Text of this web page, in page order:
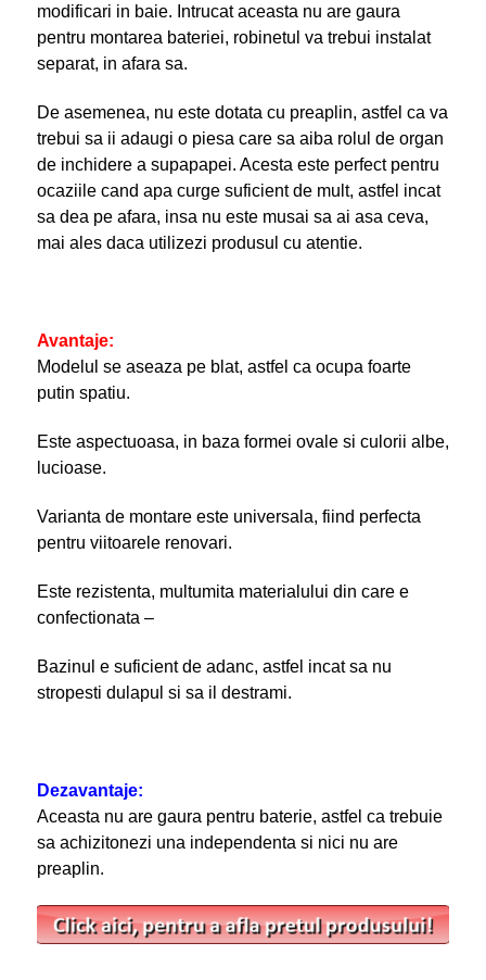
modificari in baie. Intrucat aceasta nu are gaura
pentru montarea bateriei, robinetul va trebui instalat
separat, in afara sa.
De asemenea, nu este dotata cu preaplin, astfel ca va
trebui sa ii adaugi o piesa care sa aiba rolul de organ
de inchidere a supapapei. Acesta este perfect pentru
ocaziile cand apa curge suficient de mult, astfel incat
sa dea pe afara, insa nu este musai sa ai asa ceva,
mai ales daca utilizezi produsul cu atentie.
Avantaje:
Modelul se aseaza pe blat, astfel ca ocupa foarte
putin spatiu.
Este aspectuoasa, in baza formei ovale si culorii albe,
lucioase.
Varianta de montare este universala, fiind perfecta
pentru viitoarele renovari.
Este rezistenta, multumita materialului din care e
confectionata –
Bazinul e suficient de adanc, astfel incat sa nu
stropesti dulapul si sa il destrami.
Dezavantaje:
Aceasta nu are gaura pentru baterie, astfel ca trebuie
sa achizitonezi una independenta si nici nu are
preaplin.